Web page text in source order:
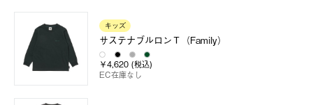
キッズ
サステナブルロンＴ（Family）
￥4,620 (税込)
EC在庫なし